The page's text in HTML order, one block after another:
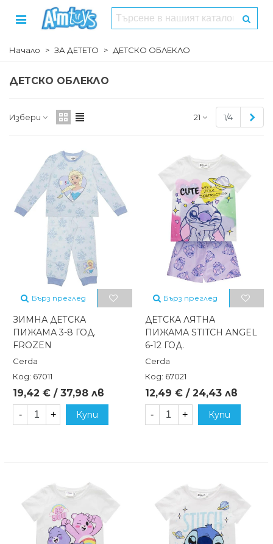
Начало > ЗА ДЕТЕТО > ДЕТСКО ОБЛЕКЛО
ДЕТСКО ОБЛЕКЛО
Избери 21 1/4
Бърз преглед
ЗИМНА ДЕТСКА
ПИЖАМА 3-8 ГОД.
FROZEN
Cerda
Код: 67011
19,42 € / 37,98 лв
- + Купи
Бърз преглед
ДЕТСКА ЛЯТНА
ПИЖАМА STITCH ANGEL
6-12 ГОД.
Cerda
Код: 67021
12,49 € / 24,43 лв
- + Купи